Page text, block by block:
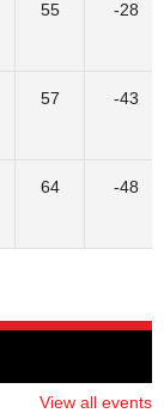
55 -28
57 -43
64 -48
View all events